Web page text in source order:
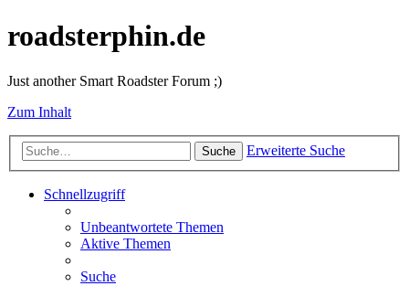
roadsterphin.de
Just another Smart Roadster Forum ;)
Zum Inhalt
Suche Erweiterte Suche
Schnellzugriff
Unbeantwortete Themen
Aktive Themen
Suche